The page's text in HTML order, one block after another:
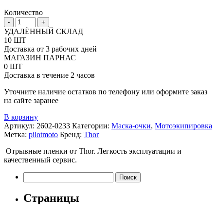
Количество
-
Количество
товара
Отрывные
пленки
для
маски
Thor
+
УДАЛЁННЫЙ СКЛАД
10 ШТ
Доставка от 3 рабочих дней
МАГАЗИН ПАРНАС
0 ШТ
Доставка в течение 2 часов
Уточните наличие остатков по телефону или оформите заказ
на сайте заранее
В корзину
Артикул: 2602-0233 Категории: Маска-очки, Мотоэкипировка
Метка: pilotmoto Бренд: Thor
Отрывные пленки от Thor. Легкость эксплуатации и
качественный сервис.
Страницы